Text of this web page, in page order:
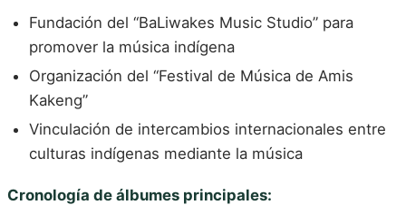
Fundación del “BaLiwakes Music Studio” para
promover la música indígena
Organización del “Festival de Música de Amis
Kakeng”
Vinculación de intercambios internacionales entre
culturas indígenas mediante la música
Cronología de álbumes principales: